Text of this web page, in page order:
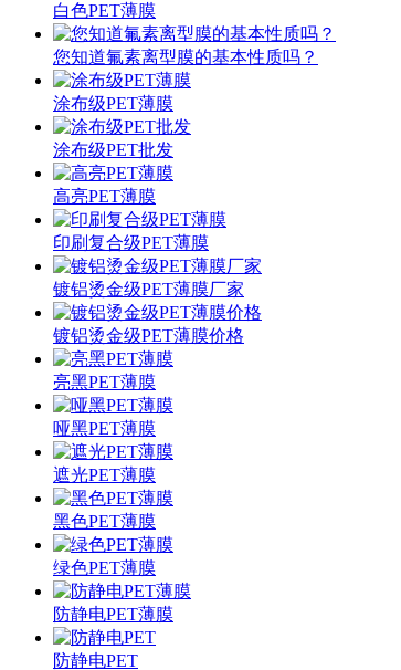
白色PET薄膜
您知道氟素离型膜的基本性质吗？
涂布级PET薄膜
涂布级PET批发
高亮PET薄膜
印刷复合级PET薄膜
镀铝烫金级PET薄膜厂家
镀铝烫金级PET薄膜价格
亮黑PET薄膜
哑黑PET薄膜
遮光PET薄膜
黑色PET薄膜
绿色PET薄膜
防静电PET薄膜
防静电PET